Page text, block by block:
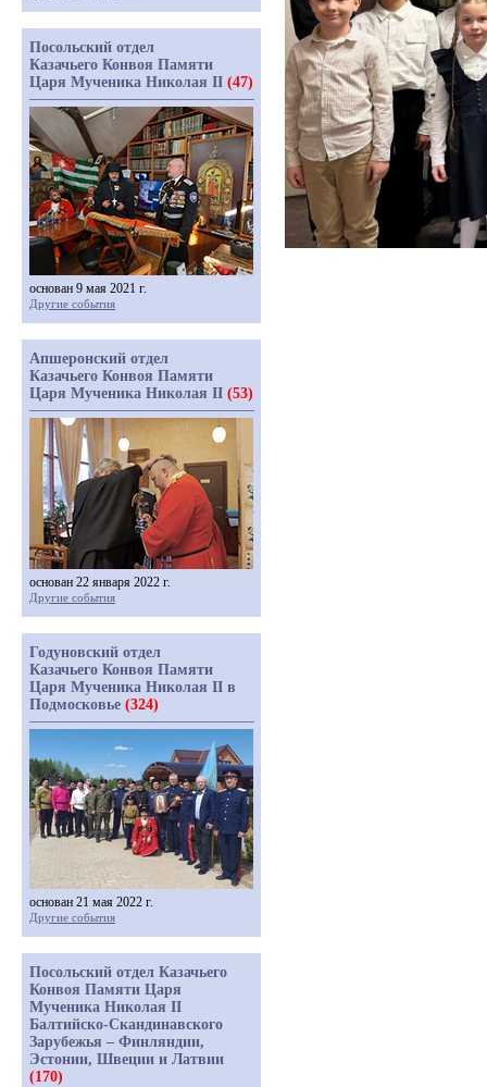
Посольский отдел
Казачьего Конвоя Памяти
Царя Мученика Николая II (47)
основан 9 мая 2021 г.
Другие события
Апшеронский отдел
Казачьего Конвоя Памяти
Царя Мученика Николая II (53)
основан 22 января 2022 г.
Другие события
Годуновский отдел
Казачьего Конвоя Памяти
Царя Мученика Николая II в
Подмосковье (324)
основан 21 мая 2022 г.
Другие события
Посольский отдел Казачьего
Конвоя Памяти Царя
Мученика Николая II
Балтийско-Скандинавского
Зарубежья – Финляндии,
Эстонии, Швеции и Латвии
(170)